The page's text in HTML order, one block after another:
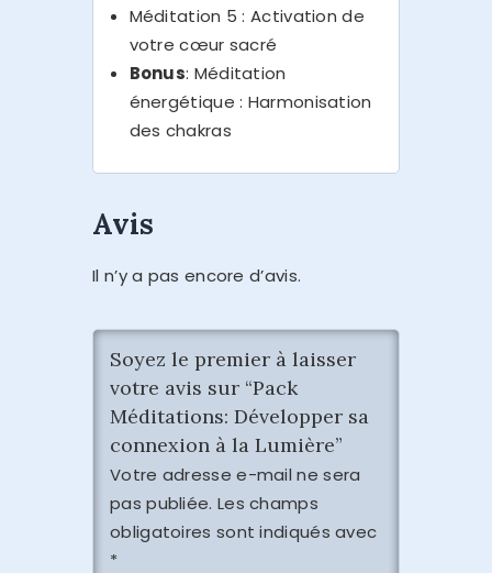
Méditation 5 : Activation de
votre cœur sacré
Bonus: Méditation
énergétique : Harmonisation
des chakras
Avis
Il n’y a pas encore d’avis.
Soyez le premier à laisser
votre avis sur “Pack
Méditations: Développer sa
connexion à la Lumière”
Votre adresse e-mail ne sera
pas publiée. Les champs
obligatoires sont indiqués avec
*